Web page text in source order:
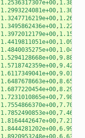
1.2536317307e+00,
1.2993224081e+00,
1.3247716219e+00,
1.3495862436e+00,
1.3972012179e+00,
1.4419811051e+00,
1.4840035275e+00,
1.5294128668e+00,
1.5718742359e+00,
1.6117349041e+00,
1.6487678663e+00,
1.6877220454e+00,
1.7231010865e+00,
1.7554866370e+00,
1.7852490853e+00,
1.8164442647e+00,
1.8444281202e+00,
1.8920953248e+00,